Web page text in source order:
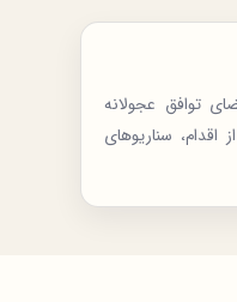
توافق عجولانه
اقدام، سناریوهای